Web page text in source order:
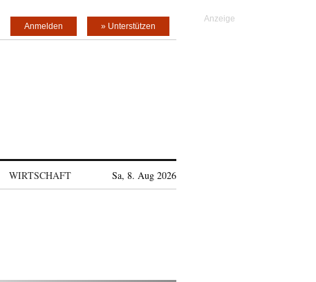
» Unterstützen
Anmelden
WIRTSCHAFT Sa, 8. Aug 2026